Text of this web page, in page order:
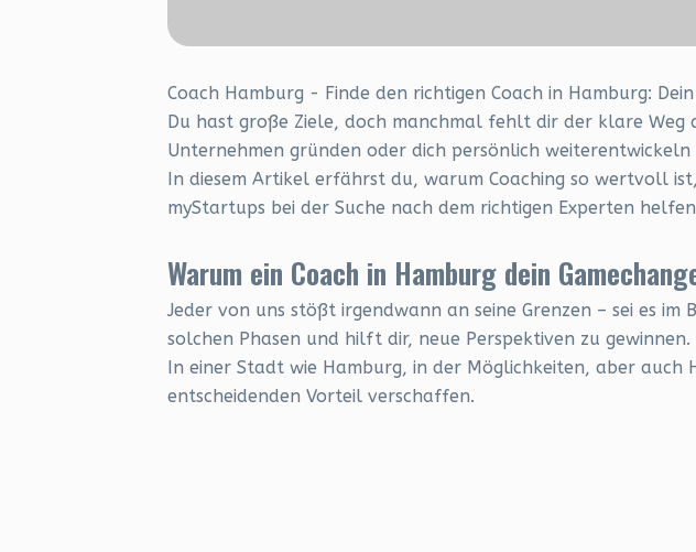
Coach Hamburg - Finde den richtigen Coach in Hamburg:
Du hast große Ziele, doch manchmal fehlt dir der klare Weg
Unternehmen gründen oder dich persönlich
In diesem Artikel erfährst du, warum Coaching so wertvoll
myStartups bei der Suche nach dem richtigen Experten
Warum ein Coach in Hamburg dein
Jeder von uns stößt irgendwann an seine Grenzen – sei es
solchen Phasen und hilft dir, neue Perspektiven zu gewinnen.
In einer Stadt wie Hamburg, in der Möglichkeiten, aber
entscheidenden Vorteil verschaffen.